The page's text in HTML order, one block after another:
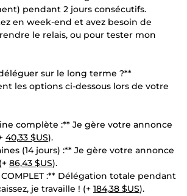
pendant 2 jours consécutifs.
en week-end et avez besoin de
le relais, ou pour tester mon
sur le long terme ?**
les options ci-dessous lors de votre
complète :** Je gère votre annonce
40,33 $US).
(14 jours) :** Je gère votre annonce
86,43 $US).
COMPLET :** Délégation totale pendant
je travaille ! (+ 184,38 $US).